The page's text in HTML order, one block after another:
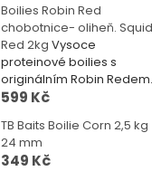
Boilies Robin Red
chobotnice- oliheň. Squid
Red 2kg Vysoce
proteinové boilies s
originálním Robin Redem.
599 Kč
TB Baits Boilie Corn 2,5 kg
24 mm
349 Kč